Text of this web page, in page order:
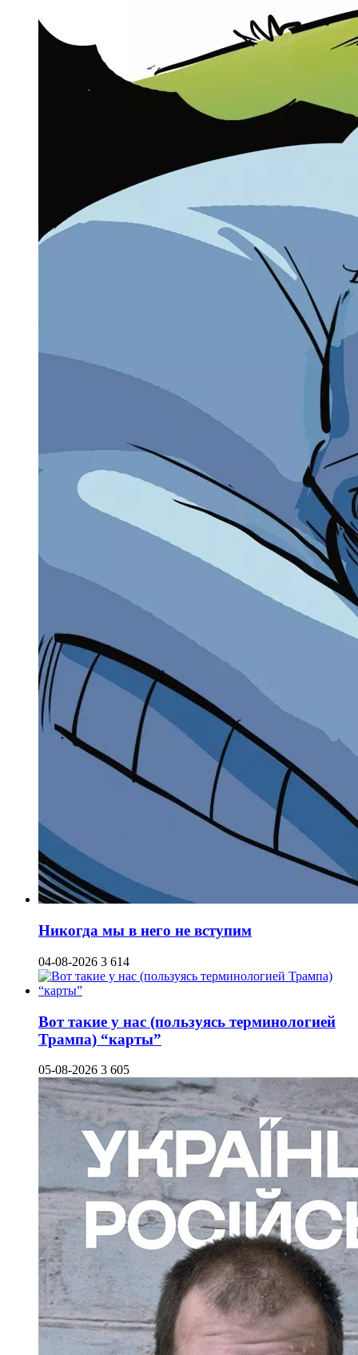
Никогда мы в него не вступим
04-08-2026 3 614
Вот такие у нас (пользуясь терминологией
Трампа) “карты”
05-08-2026 3 605